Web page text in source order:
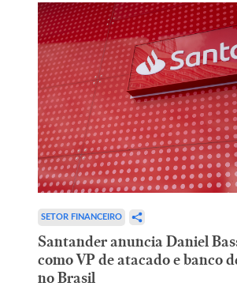
SETOR FINANCEIRO
Santander anuncia Daniel
como VP de atacado e banco
no Brasil